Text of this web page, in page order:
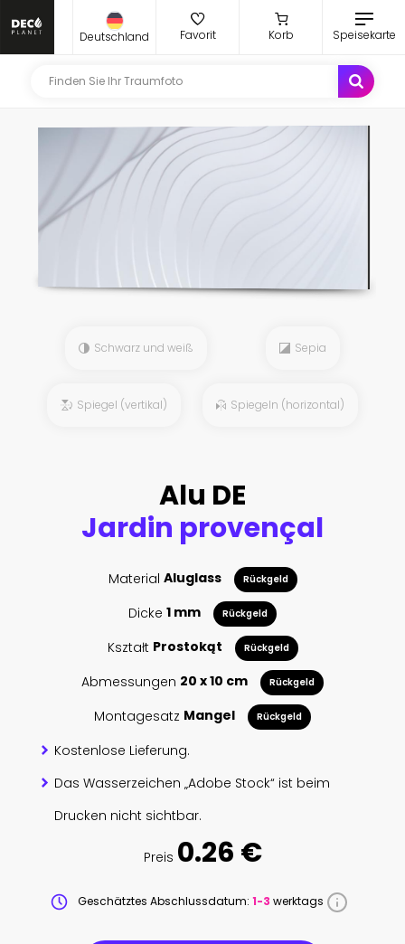
Deutschland Favorit Korb Speisekarte
Schwarz und weiß Sepia
Spiegel (vertikal) Spiegeln (horizontal)
Alu DE
Jardin provençal
Material Aluglass Rückgeld
Dicke 1 mm Rückgeld
Kształt Prostokąt Rückgeld
Abmessungen 20 x 10 cm Rückgeld
Montagesatz Mangel Rückgeld
Kostenlose Lieferung.
Das Wasserzeichen „Adobe Stock“ ist beim
Drucken nicht sichtbar.
Preis 0.26 €
Geschätztes Abschlussdatum: 1-3 werktags